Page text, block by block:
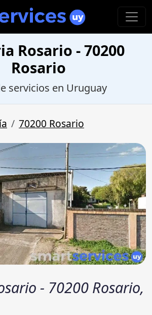
Rosario - 70200
Rosario
servicios en Uruguay
70200 Rosario
- 70200 Rosario,